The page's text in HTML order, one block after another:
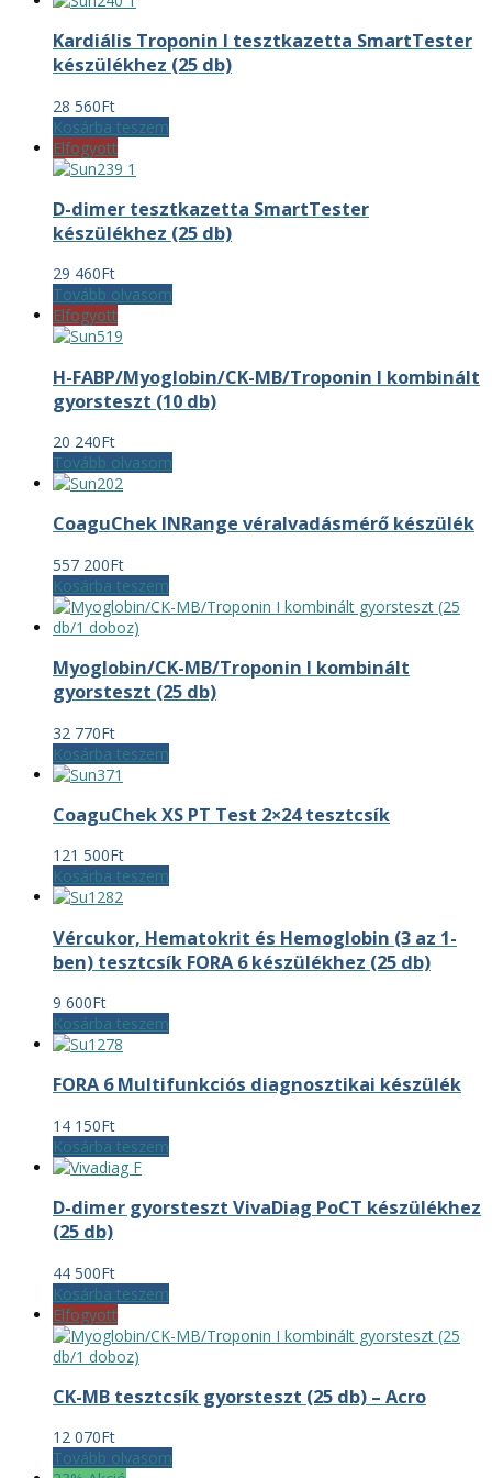
Kardiális Troponin I tesztkazetta SmartTester
készülékhez (25 db)
28 560Ft
Kosárba teszem
Elfogyott
D-dimer tesztkazetta SmartTester
készülékhez (25 db)
29 460Ft
Tovább olvasom
Elfogyott
H-FABP/Myoglobin/CK-MB/Troponin I kombinált
gyorsteszt (10 db)
20 240Ft
Tovább olvasom
CoaguChek INRange véralvadásmérő készülék
557 200Ft
Kosárba teszem
Myoglobin/CK-MB/Troponin I kombinált
gyorsteszt (25 db)
32 770Ft
Kosárba teszem
CoaguChek XS PT Test 2×24 tesztcsík
121 500Ft
Kosárba teszem
Vércukor, Hematokrit és Hemoglobin (3 az 1-
ben) tesztcsík FORA 6 készülékhez (25 db)
9 600Ft
Kosárba teszem
FORA 6 Multifunkciós diagnosztikai készülék
14 150Ft
Kosárba teszem
D-dimer gyorsteszt VivaDiag PoCT készülékhez
(25 db)
44 500Ft
Kosárba teszem
Elfogyott
CK-MB tesztcsík gyorsteszt (25 db) – Acro
12 070Ft
Tovább olvasom